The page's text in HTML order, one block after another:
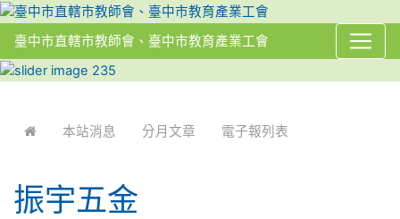
臺中市直轄市教師會、臺中市教育產業工會
本站消息 分月文章 電子報列表
振宇五金